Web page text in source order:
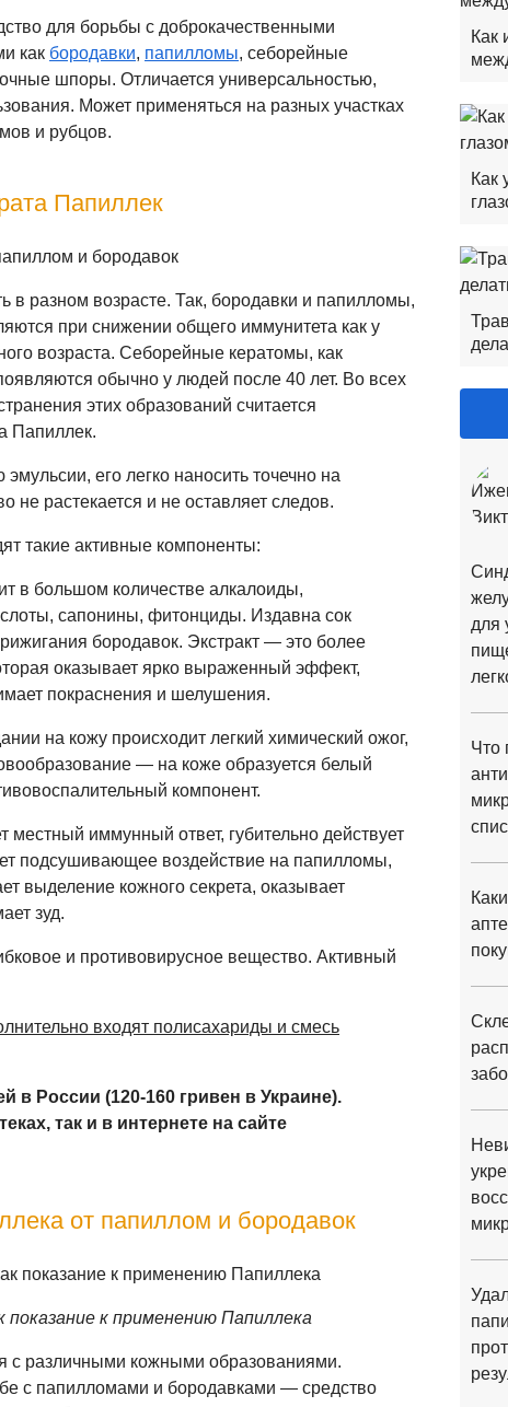
для борьбы с доброкачественными
как бородавки, папилломы, себорейные
шпоры. Отличается универсальностью,
Может применяться на разных участках
и рубцов.
Папиллек
в разном возрасте. Так, бородавки и папилломы,
при снижении общего иммунитета как у
возраста. Себорейные кератомы, как
обычно у людей после 40 лет. Во всех
этих образований считается
Папиллек.
его легко наносить точечно на
не растекается и не оставляет следов.
такие активные компоненты:
в большом количестве алкалоиды,
сапонины, фитонциды. Издавна сок
бородавок. Экстракт — это более
оказывает ярко выраженный эффект,
покраснения и шелушения.
на кожу происходит легкий химический ожог,
— на коже образуется белый
компонент.
местный иммунный ответ, губительно действует
подсушивающее воздействие на папилломы,
выделение кожного секрета, оказывает
зуд.
и противовирусное вещество. Активный
входят полисахариды и смесь
в России (120-160 гривен в Украине).
так и в интернете на сайте
от папиллом и бородавок
показание к применению Папиллека
с различными кожными образованиями.
с папилломами и бородавками — средство
Как
Как
для
Что